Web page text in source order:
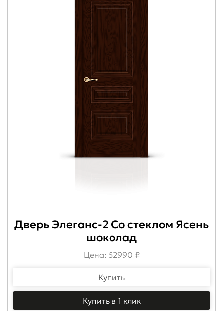
Дверь Элеганс-2 Со стеклом Ясень
шоколад
Цена: 52990 ₽
Купить
Купить в 1 клик